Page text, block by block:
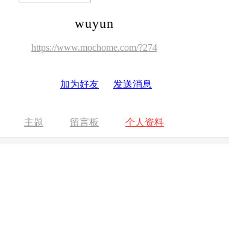
wuyun
https://www.mochome.com/?274
加为好友 发送消息
主题 留言板 个人资料